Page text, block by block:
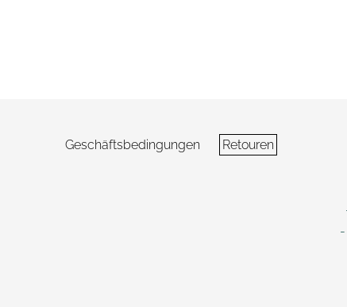
Geschäftsbedingungen Retouren